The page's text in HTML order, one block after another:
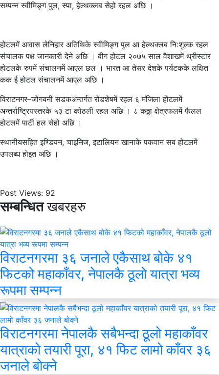
सम्पन्न स्वीमिङ्ग पुल, स्पा, हेल्थक्लब सेहो रहल अछि ।
होटलमें आवास लेनिहार अतिथिके स्वीमिङ्ग पुल आ हेल्थक्लब निःशुल्क रहल
संचालक पक्ष जानकारी देने अछि । बीग होटल २०७५ साल वैशाखमें थ्रीस्टार
होटलके रुपमें संचालनमें आएल छल । भारत आ तेसर देशके पर्यटकके लक्षित
कक ई होटल संचालनमें आएल अछि ।
विराटनगर–जोगबनी सडकअन्तर्गत रोडशेषमें रहल ६ मंजिला होटलमें
अन्तर्राष्ट्रियस्तरके ५३ टा कोठली रहल अछि । ८ कठ्ठा क्षेत्रफलमें फैलल
होटलमें पार्टी हल सेहो अछि ।
स्थानीयसहित इण्डियन, चाइनिज, इटालियन खानाके पकवान सब होटलमें
उपलब्ध होइत अछि ।
Post Views: 92
सम्बन्धितखबरहरु
विराटनगरमा ३६ जनाले एकैसाथ बोके ४१
फिटको महाकाँवर, नेपालकै ठूलो यात्रा भव्य
रूपमा सम्पन्न
विराटनगरमा नेपालकै सबैभन्दा ठूलो महाकाँवर
यात्राको तयारी पूरा, ४१ फिट लामो काँवर ३६
जनाले बोक्ने